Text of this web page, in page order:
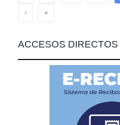
› »
ACCESOS DIRECTOS